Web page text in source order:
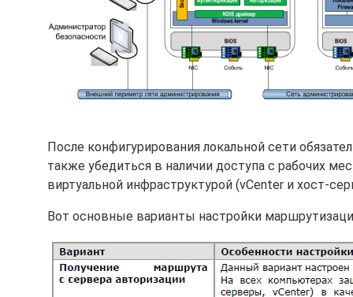
После конфигурирования локальной сети
также убедиться в наличии доступа с рабочих
виртуальной инфраструктурой (vCenter и хост-
Вот основные варианты настройки